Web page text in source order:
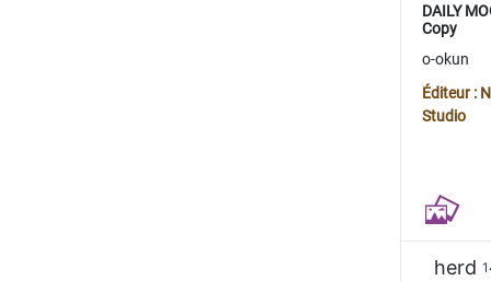
DAILY
Copy
o-okun
Éditeur :
Studio
herd